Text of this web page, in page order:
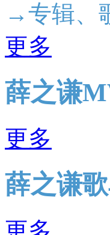
→专辑、
更多
薛之谦
更多
薛之谦